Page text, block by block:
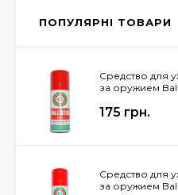
ПОПУЛЯРНІ ТОВАРИ
Средство для
за оружием
175 грн.
Средство для
за оружием